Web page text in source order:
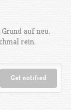
auf neu.
rein.